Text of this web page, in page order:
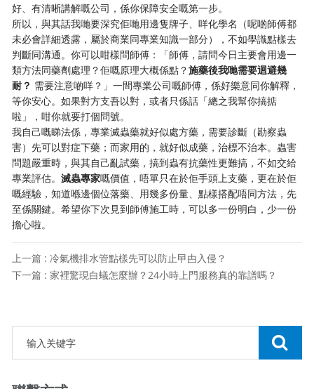
好、有清晰講解嘅公司，係你保障安全嘅第一步。
所以，與其話我哋要深究佢哋用邊隻牌子、咩化學名（呢啲師傅都
未必會詳細透露，屬於商業同專業知識一部分），不如學識點樣去
判斷同溝通。你可以咁樣問師傅：「師傅，請問今日主要會用邊一
類方法同藥劑處理？佢嘅原理大概係點？施藥後我哋需要迴避幾
耐？ ​ 需要注意啲咩？」一間專業公司嘅師傅，係好樂意同你解釋，
等你安心。如果對方支吾以對，或者只係話「總之我幫你搞掂
啦」，咁你就要打個問號。
我自己嘅睇法係，專業滅蟲藥就好似處方藥，需要診斷（勘察蟲
害）先可以對症下藥；而家用的，就好似成藥，治標不治本。蟲害
問題嚴重時，與其自己亂試藥，搞到蟲有抗藥性更難搞，不如交給
專業評估。滅蟲專家嘅價值，唔單只在於佢手頭上支藥，更在於佢
嘅經驗，知道喺邊個位落藥、用幾多份量、點樣搭配唔同方法，先
至係關鍵。希望你下次見到師傅施工時，可以多一份明白，少一份
擔心啦。
上一篇 : 冷氣機排水管點樣先可以防止曱甴入侵？
下一篇 : 家裡驚現白蟻怎麼辦？24小時上門服務真的靠譜嗎？